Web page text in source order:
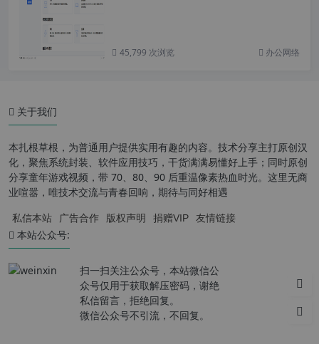
45,799 次浏览 办公网络
关于我们
本扎根草根，为普通用户提供实用有趣的内容。技术分享主打原创汉
化，聚焦系统封装、软件应用技巧，干货满满易懂好上手；同时原创
分享童年游戏视频，带 70、80、90 后重温像素热血时光。这里无商
业喧嚣，唯技术交流与青春回响，期待与同好相遇
私信本站 广告合作 版权声明 捐赠VIP 友情链接
本站公众号:
扫一扫关注公众号，本站微信公
众号仅用于获取解压密码，谢绝
私信留言，拒绝回复。
微信公众号不引流，不回复。